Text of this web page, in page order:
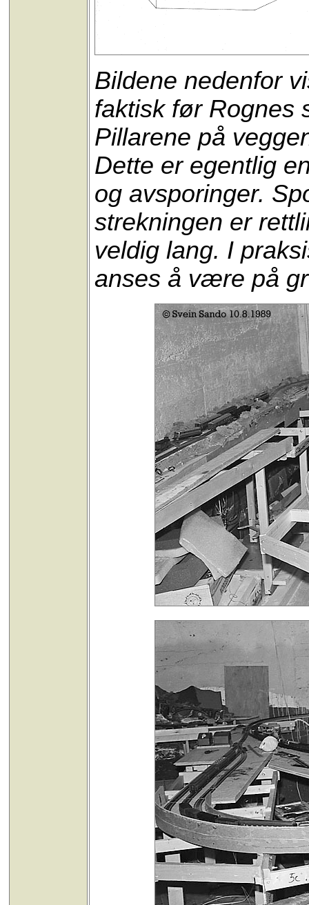
Bildene nedenfor
faktisk før Rognes
Pillarene på
Dette er egentlig
og avsporinger.
strekningen er
veldig lang. I
anses å være på